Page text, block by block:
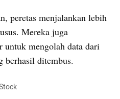
peretas menjalankan lebih
Mereka juga
untuk mengolah data dari
berhasil ditembus.